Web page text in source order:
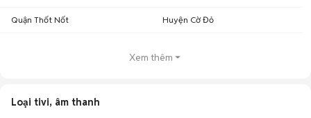
Quận Thốt Nốt Huyện Cờ Đỏ
Xem thêm
Loại tivi, âm thanh